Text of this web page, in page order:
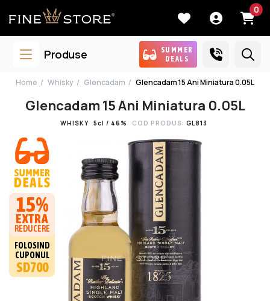
0
Produse
SUMMER
DEALS
Home Whisky Glencadam Glencadam 15 Ani Miniatura 0.05L
Glencadam 15 Ani Miniatura 0.05L
WHISKY 5cl / 46% COD PRODUS: GL813
15%
EXTRA
REDUCERE
FOLOSIND
CUPONUL
SD700